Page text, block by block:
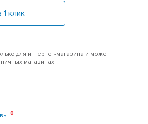
1 клик
для интернет-магазина и может
магазинах